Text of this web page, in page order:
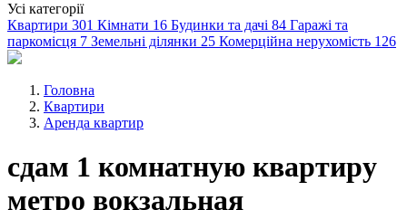
Усі категорії
Квартири 301 Кімнати 16 Будинки та дачі 84 Гаражі та
паркомісця 7 Земельні ділянки 25 Комерційна нерухомість 126
Головна
Квартири
Аренда квартир
сдам 1 комнатную квартиру
метро вокзальная